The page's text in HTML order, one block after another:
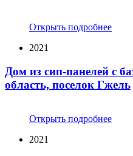
Открыть подробнее
2021
Дом из сип-панелей с
область, поселок Гжель
Открыть подробнее
2021